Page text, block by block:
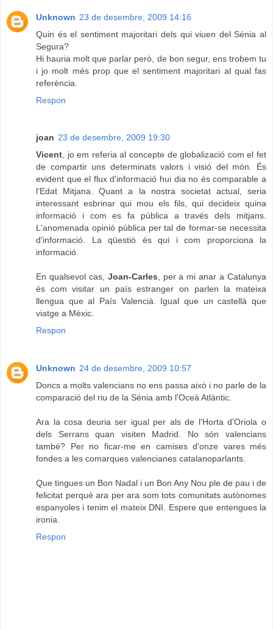
Unknown 23 de desembre, 2009 14:16
Quin és el sentiment majoritari dels qui viuen del Sénia al
Segura?
Hi hauria molt que parlar però, de bon segur, ens trobem tu
i jo molt més prop que el sentiment majoritari al qual fas
referència.
Respon
joan 23 de desembre, 2009 19:30
Vicent, jo em referia al concepte de globalizació com el fet
de compartir uns determinats valors i visió del món. És
evident que el flux d'informació hui dia no és comparable a
l'Edat Mitjana. Quant a la nostra societat actual, seria
interessant esbrinar qui mou els fils, qui decideix quina
informació i com es fa pública a través dels mitjans.
L'anomenada opinió pública per tal de formar-se necessita
d'informació. La qüestió és qui i com proporciona la
informació.
En qualsevol cas, Joan-Carles, per a mi anar a Catalunya
és com visitar un país estranger on parlen la mateixa
llengua que al País Valencià. Igual que un castellà que
viatge a Mèxic.
Respon
Unknown 24 de desembre, 2009 10:57
Doncs a molts valencians no ens passa això i no parle de la
comparació del riu de la Sénia amb l'Oceà Atlàntic.
Ara la cosa deuria ser igual per als de l'Horta d'Oriola o
dels Serrans quan visiten Madrid. No són valencians
també? Per no ficar-me en camises d'onze vares més
fondes a les comarques valencianes catalanoparlants.
Que tingues un Bon Nadal i un Bon Any Nou ple de pau i de
felicitat perquè ara per ara som tots comunitats autònomes
espanyoles i tenim el mateix DNI. Espere que entengues la
ironia.
Respon